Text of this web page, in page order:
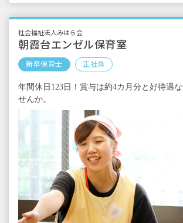
時間外手当
試用期間6カ月（同条件）
社会福祉法人みはら会
朝霞台エンゼル保育室
新卒保育士 正社員
年間休日123日！賞与は約4カ月分と好待遇
せんか。